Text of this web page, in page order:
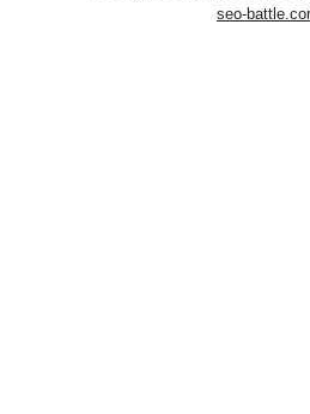
seo-